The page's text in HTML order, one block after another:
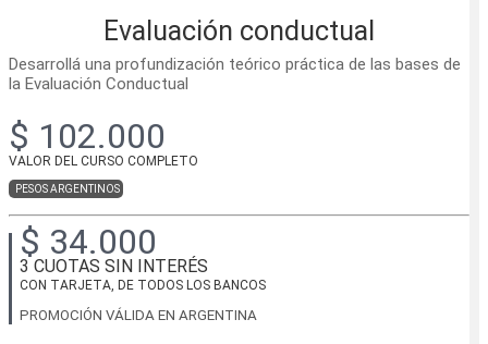
Evaluación conductual
Desarrollá una profundización teórico práctica de las bases de
la Evaluación Conductual
$ 102.000
VALOR DEL CURSO COMPLETO
PESOS ARGENTINOS
$ 34.000
3 CUOTAS SIN INTERÉS
CON TARJETA, DE TODOS LOS BANCOS
PROMOCIÓN VÁLIDA EN ARGENTINA